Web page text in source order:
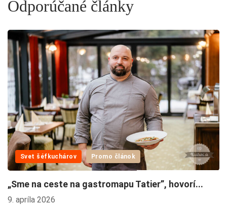
Odporúčané články
Svet šéfkuchárov Promo článok
„Sme na ceste na gastromapu Tatier”, hovorí...
9. apríla 2026